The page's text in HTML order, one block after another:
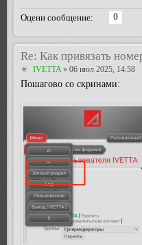
Оцени сообщение: 0
Re: Как привязать
IVETTA » 06 июл 2025, 14:58
Пошагово со скринами: